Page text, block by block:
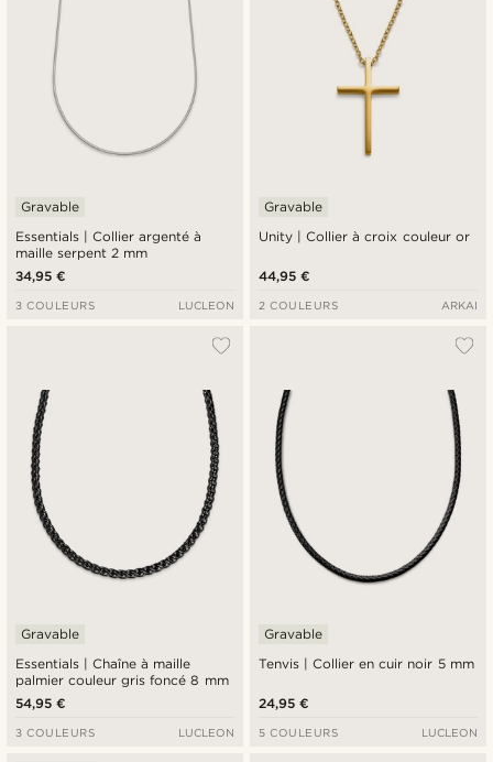
Prix décroissant
Essentials | Collier argenté à
maille serpent 2 mm
Gravable
34,95 €
3 COULEURS LUCLEON
Unity | Collier à croix couleur or
Gravable
44,95 €
2 COULEURS ARKAI
Essentials | Chaîne à maille
palmier couleur gris foncé 8 mm
Gravable
54,95 €
3 COULEURS LUCLEON
Tenvis | Collier en cuir noir 5 mm
Gravable
24,95 €
5 COULEURS LUCLEON